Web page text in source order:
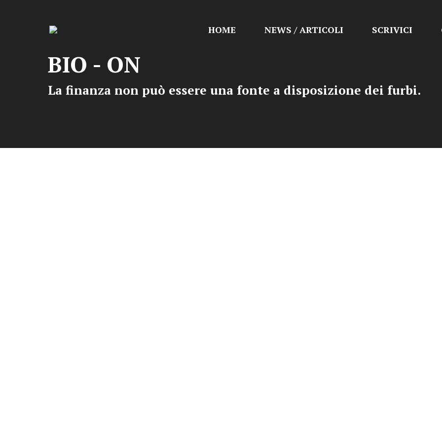
HOME NEWS / ARTICOLI SCRIVICI
BIO - ON
La finanza non può essere una fonte a disposizione dei furbi.